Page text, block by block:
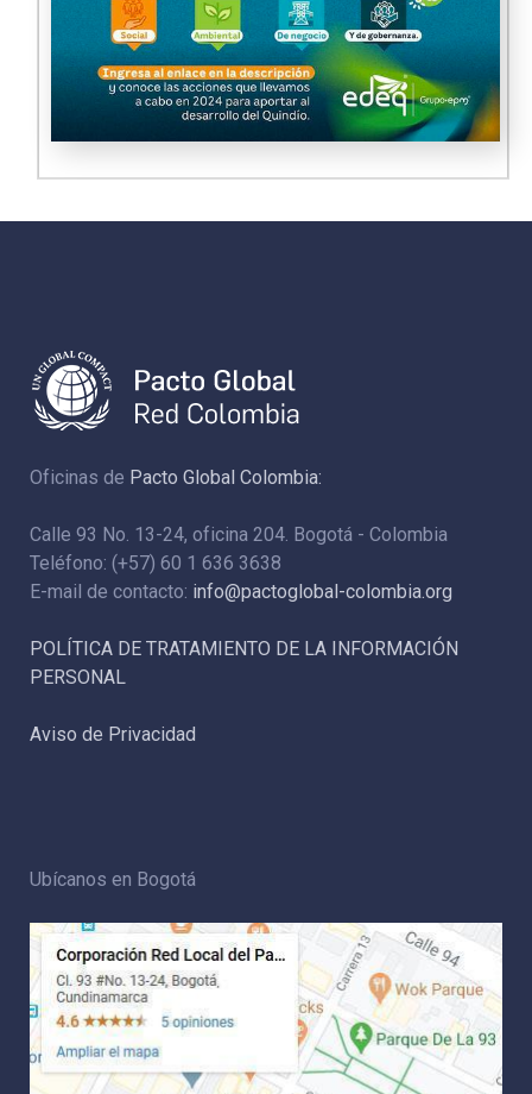
Oficinas de Pacto Global Colombia:
Calle 93 No. 13-24, oficina 204. Bogotá - Colombia
Teléfono: (+57) 60 1 636 3638
E-mail de contacto: info@pactoglobal-colombia.org
POLÍTICA DE TRATAMIENTO DE LA INFORMACIÓN
PERSONAL
Aviso de Privacidad
Ubícanos en Bogotá